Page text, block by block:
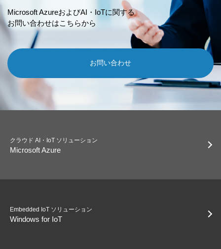
Microsoft AzureおよびAI・IoTに関する
お問い合わせはこちらから
お問い合わせ
クラウド AI・IoT ソリューション
Microsoft Azure
Embedded IoT ソリューション
Windows for IoT